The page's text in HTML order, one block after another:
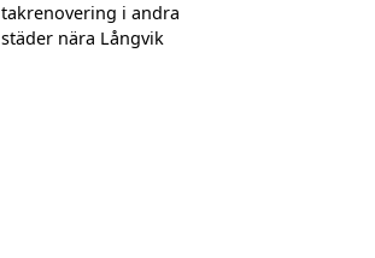
takrenovering i andra
städer nära Långvik